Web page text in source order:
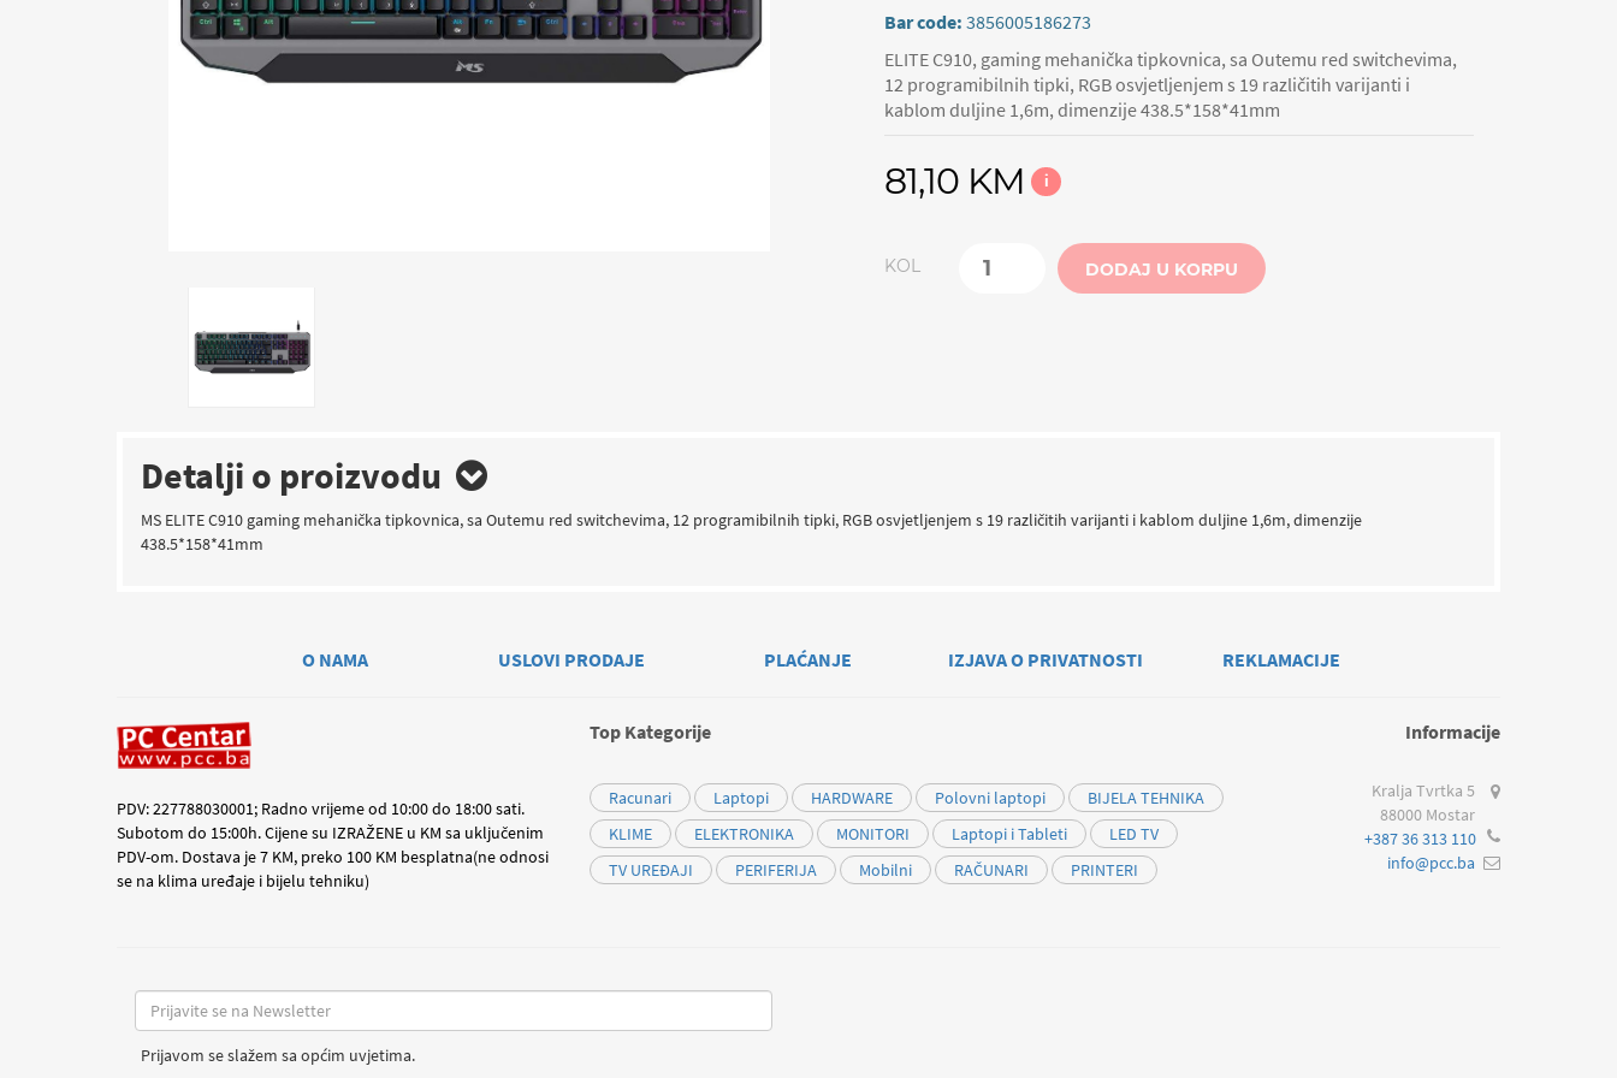
Bar code:3856005186273
ELITE C910, gaming mehanička tipkovnica, sa Outemu red switchevima,
12 programibilnih tipki, RGB osvjetljenjem s 19 različitih varijanti i
kablom duljine 1,6m, dimenzije 438.5*158*41mm
81,10 KM i
KOL DODAJ U KORPU
Detalji o proizvodu
MS ELITE C910 gaming mehanička tipkovnica, sa Outemu red switchevima, 12 programibilnih tipki, RGB osvjetljenjem s 19 različitih varijanti i kablom duljine 1,6m, dimenzije
438.5*158*41mm
O NAMA USLOVI PRODAJE PLAĆANJE IZJAVA O PRIVATNOSTI REKLAMACIJE
PDV: 227788030001; Radno vrijeme od 10:00 do 18:00 sati.
Subotom do 15:00h. Cijene su IZRAŽENE u KM sa uključenim
PDV-om. Dostava je 7 KM, preko 100 KM besplatna(ne odnosi
se na klima uređaje i bijelu tehniku)
Top Kategorije
Racunari Laptopi HARDWARE Polovni laptopi
BIJELA TEHNIKA
KLIME
ELEKTRONIKA MONITORI Laptopi i Tableti
LED TV
TV UREĐAJI
PERIFERIJA Mobilni RAČUNARI PRINTERI
Informacije
Kralja Tvrtka 5
88000 Mostar
+387 36 313 110
info@pcc.ba
Prijavom se slažem sa općim uvjetima.